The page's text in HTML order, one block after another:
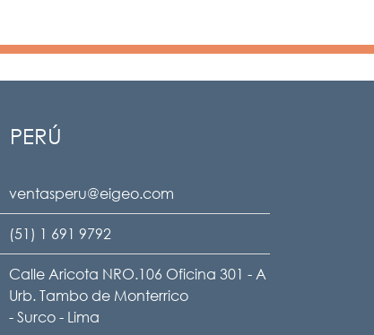
PERÚ
ventasperu@eigeo.com
(51) 1 691 9792
Calle Aricota NRO.106 Oficina 301 - A
Urb. Tambo de Monterrico
- Surco - Lima